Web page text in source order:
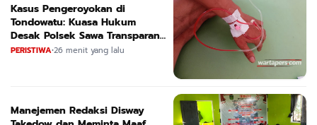
Kasus Pengeroyokan di
Tondowatu: Kuasa Hukum
Desak Polsek Sawa Transparan
dan Segera Tetapkan Tersangka
PERISTIWA•26 menit yang lalu
Manejemen Redaksi Disway